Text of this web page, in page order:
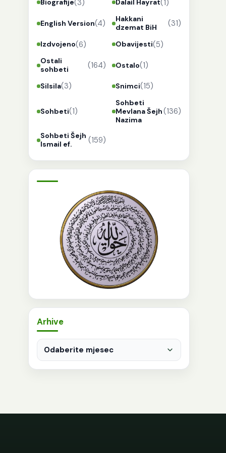
Biografije(3) Dalail Hayrat(1)
English Version(4)
Hakkani
dzemat BiH
(31)
Izdvojeno(6) Obavijesti(5)
Ostali
sohbeti
(164) Ostalo(1)
Silsila(3) Snimci(15)
Sohbeti(1)
Sohbeti
Mevlana Šejh
Nazima
(136)
Sohbeti Šejh
Ismail ef.
(159)
Arhive
Arhive